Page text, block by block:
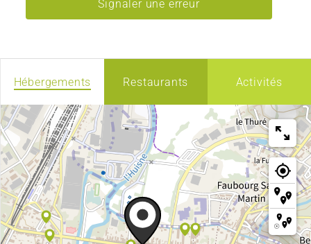
Signaler une erreur
Hébergements Restaurants Activités